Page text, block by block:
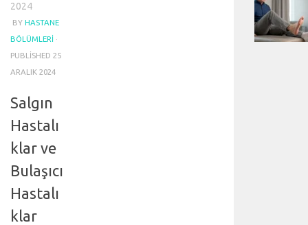
2024
BY HASTANE
BÖLÜMLERI ·
PUBLISHED 25
ARALIK 2024
Salgın
Hastalı
klar ve
Bulaşıcı
Hastalı
klar